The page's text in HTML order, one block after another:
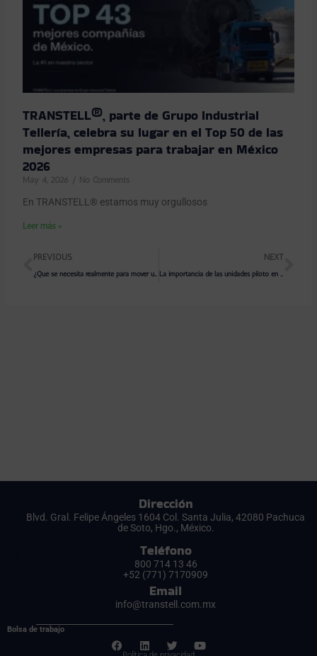
TRANSTELL®, parte de Grupo Industrial
Tellería, celebra su lugar en el Top 50 de las
mejores empresas para trabajar en México
2026
May 4, 2026 No Comments
En TRANSTELL® estamos muy orgullosos
Leer más »
Prev
PREVIOUS
¿Qué se necesita realmente para mover una carga sobredimensionada?
NEXT
La importancia de las unidades piloto en el transporte de carga especializada: seguridad, coordinación y cumplimiento en cada kilómetro
Dirección
Blvd. Gral. Felipe Ángeles 1604 Col. Santa Julia, 42080 Pachuca
de Soto, Hgo., México.
Teléfono
800 714 13 46
+52 (771) 7170909
Email
info@transtell.com.mx
Bolsa de trabajo